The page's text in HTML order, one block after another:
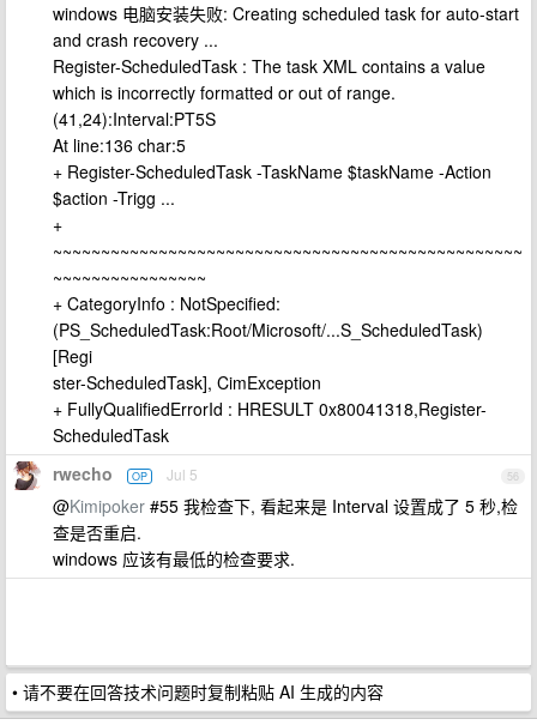
windows 电脑安装失败: Creating scheduled task for auto-start
and crash recovery ...
Register-ScheduledTask : The task XML contains a value
which is incorrectly formatted or out of range.
(41,24):Interval:PT5S
At line:136 char:5
+ Register-ScheduledTask -TaskName $taskName -Action
$action -Trigg ...
+
~~~~~~~~~~~~~~~~~~~~~~~~~~~~~~~~~~~~~~~~~~~~~~~~~
~~~~~~~~~~~~~~~~
+ CategoryInfo : NotSpecified:
(PS_ScheduledTask:Root/Microsoft/...S_ScheduledTask)
[Regi
ster-ScheduledTask], CimException
+ FullyQualifiedErrorId : HRESULT 0x80041318,Register-
ScheduledTask
56
rwecho OP Jul 5
@Kimipoker #55 我检查下, 看起来是 Interval 设置成了 5 秒,检
查是否重启.
windows 应该有最低的检查要求.
• 请不要在回答技术问题时复制粘贴 AI 生成的内容